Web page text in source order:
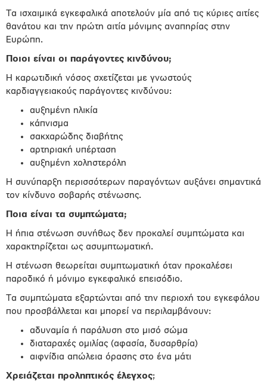
Τα ισχαιμικά εγκεφαλικά αποτελούν μία από τις κύριες αιτίες
θανάτου και την πρώτη αιτία μόνιμης αναπηρίας στην
Ευρώπη.
Ποιοι είναι οι παράγοντες κινδύνου;
Η καρωτιδική νόσος σχετίζεται με γνωστούς
καρδιαγγειακούς παράγοντες κινδύνου:
αυξημένη ηλικία
κάπνισμα
σακχαρώδης διαβήτης
αρτηριακή υπέρταση
αυξημένη χοληστερόλη
Η συνύπαρξη περισσότερων παραγόντων αυξάνει σημαντικά
τον κίνδυνο σοβαρής στένωσης.
Ποια είναι τα συμπτώματα;
Η ήπια στένωση συνήθως δεν προκαλεί συμπτώματα και
χαρακτηρίζεται ως ασυμπτωματική.
Η στένωση θεωρείται συμπτωματική όταν προκαλέσει
παροδικό ή μόνιμο εγκεφαλικό επεισόδιο.
Τα συμπτώματα εξαρτώνται από την περιοχή του εγκεφάλου
που προσβάλλεται και μπορεί να περιλαμβάνουν:
αδυναμία ή παράλυση στο μισό σώμα
διαταραχές ομιλίας (αφασία, δυσαρθρία)
αιφνίδια απώλεια όρασης στο ένα μάτι
Χρειάζεται προληπτικός έλεγχος;